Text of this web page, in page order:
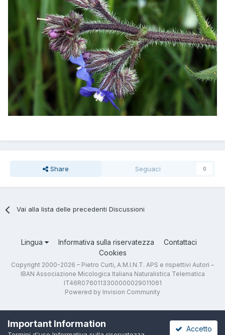
Share Seguaci 0
Vai alla lista delle precedenti Discussioni
Lingua Informativa sulla riservatezza
Contattaci
Cookies
Copyright 2000-2026 – Pietro Curti, A.M.I.N.T. APS e rispettivi Autori –
IBAN Associazione Micologica Italiana Naturalistica Telematica
IT46R0760113300000029011061
Powered by Invision Community
Important Information Accetto